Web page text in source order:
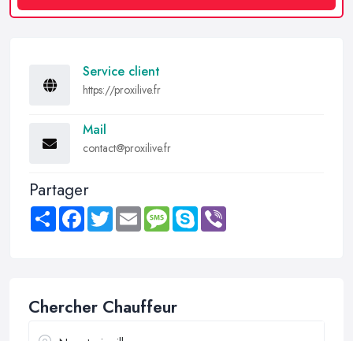
Service client
https://proxilive.fr
Mail
contact@proxilive.fr
Partager
Share FacebookTwitter Email MessageSkype
Chercher Chauffeur